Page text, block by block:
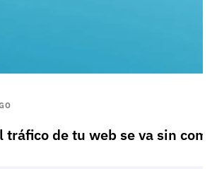
tráfico de tu web se va sin